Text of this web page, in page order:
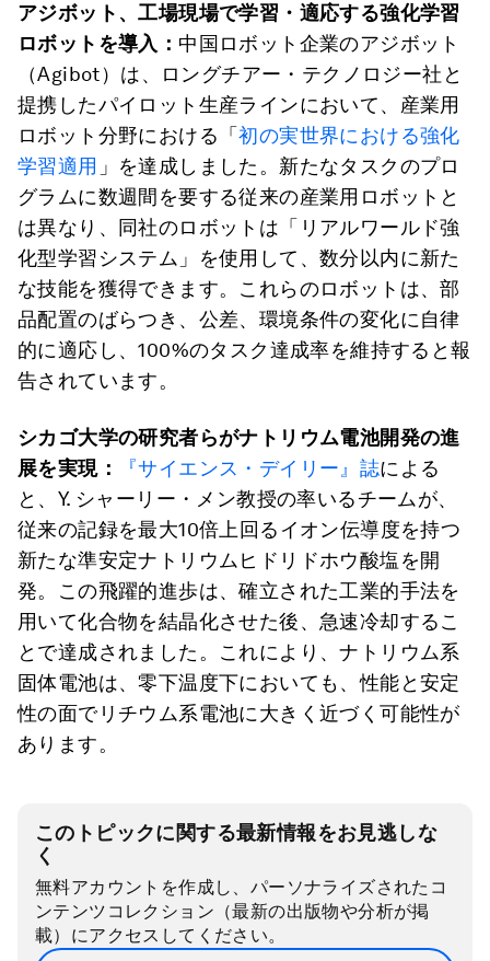
アジボット、工場現場で学習・適応する強化学習
ロボットを導入： 中国ロボット企業のアジボット
（Agibot）は、ロングチアー・テクノロジー社と
提携したパイロット生産ラインにおいて、産業用
ロボット分野における「初の実世界における強化
学習適用 」を達成しました。新たなタスクのプロ
グラムに数週間を要する従来の産業用ロボットと
は異なり、同社のロボットは「リアルワールド強
化型学習システム」を使用して、数分以内に新た
な技能を獲得できます。これらのロボットは、部
品配置のばらつき、公差、環境条件の変化に自律
的に適応し、100%のタスク達成率を維持すると報
告されています。
シカゴ大学の研究者らがナトリウム電池開発の進
展を実現：
『サイエンス・デイリー』誌による
と、Y. シャーリー・メン教授の率いるチームが、
従来の記録を最大10倍上回るイオン伝導度を持つ
新たな準安定ナトリウムヒドリドホウ酸塩を開
発。この飛躍的進歩は、確立された工業的手法を
用いて化合物を結晶化させた後、急速冷却するこ
とで達成されました。これにより、ナトリウム系
固体電池は、零下温度下においても、性能と安定
性の面でリチウム系電池に大きく近づく可能性が
あります。
このトピックに関する最新情報をお見逃しな
く
無料アカウントを作成し、パーソナライズされたコ
ンテンツコレクション（最新の出版物や分析が掲
載）にアクセスしてください。